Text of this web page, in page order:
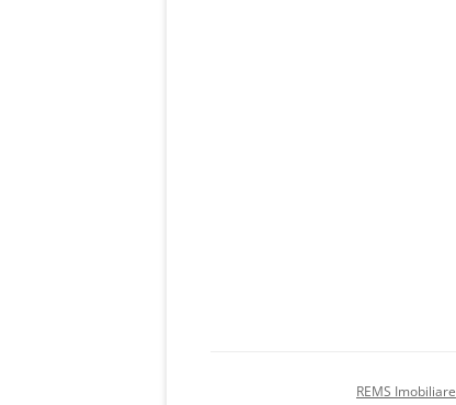
REMS Imobiliare